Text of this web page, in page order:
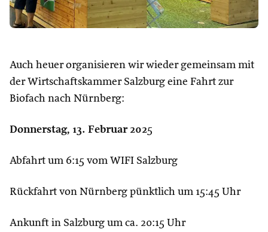
Auch heuer organisieren wir wieder gemeinsam mit
der Wirtschaftskammer Salzburg eine Fahrt zur
Biofach nach Nürnberg:
Donnerstag, 13. Februar 2025
Abfahrt um 6:15 vom WIFI Salzburg
Rückfahrt von Nürnberg pünktlich um 15:45 Uhr
Ankunft in Salzburg um ca. 20:15 Uhr